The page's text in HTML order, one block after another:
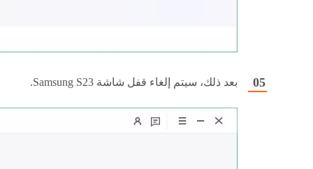
بعد ذلك، سيتم إلغاء قفل شاشة Samsung S23.